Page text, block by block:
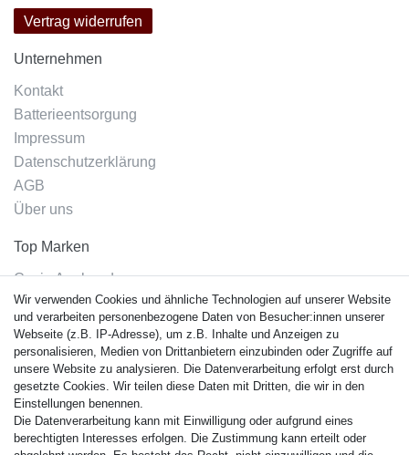
Vertrag widerrufen
Unternehmen
Kontakt
Batterieentsorgung
Impressum
Datenschutzerklärung
AGB
Über uns
Top Marken
Casio Armband
Festina Armband
Citizen Armband
M. Lacroix Armband
J. Lemans Armband
Uhrenarmbänder - Alle
Sicherheit
Wir verwenden Cookies und ähnliche Technologien auf unserer Website
und verarbeiten personenbezogene Daten von Besucher:innen unserer
Webseite (z.B. IP-Adresse), um z.B. Inhalte und Anzeigen zu
personalisieren, Medien von Drittanbietern einzubinden oder Zugriffe auf
unsere Website zu analysieren. Die Datenverarbeitung erfolgt erst durch
gesetzte Cookies. Wir teilen diese Daten mit Dritten, die wir in den
Einstellungen benennen.
Die Datenverarbeitung kann mit Einwilligung oder aufgrund eines
berechtigten Interesses erfolgen. Die Zustimmung kann erteilt oder